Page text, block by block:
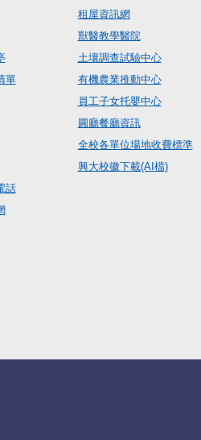
單
話
租屋資訊網
獸醫教學醫院
土壤調查試驗中心
有機農業推動中心
員工子女托嬰中心
圓廳餐廳資訊
全校各單位場地收費標準
興大校徽下載(AI檔)